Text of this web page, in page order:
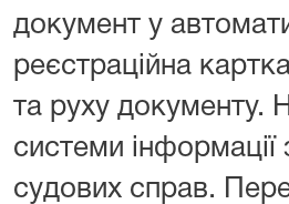
документ у
реєстраційна
та руху документу.
системи
судових справ.